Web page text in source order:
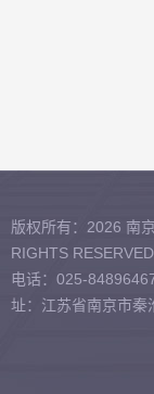
版权所有：2026 南
RIGHTS RESERVED
电话：025-
址：江苏省南京市秦